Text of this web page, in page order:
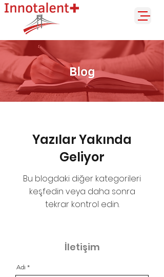
Yazılar Yakında
Geliyor
Bu blogdaki diğer kategorileri
keşfedin veya daha sonra
tekrar kontrol edin.
İletişim
Adı